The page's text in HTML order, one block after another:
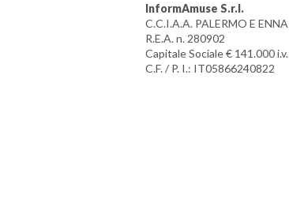
InformAmuse S.r.l.
C.C.I.A.A. PALERMO E ENNA
R.E.A. n. 280902
Capitale Sociale € 141.000 i.v.
C.F. / P. I.: IT05866240822